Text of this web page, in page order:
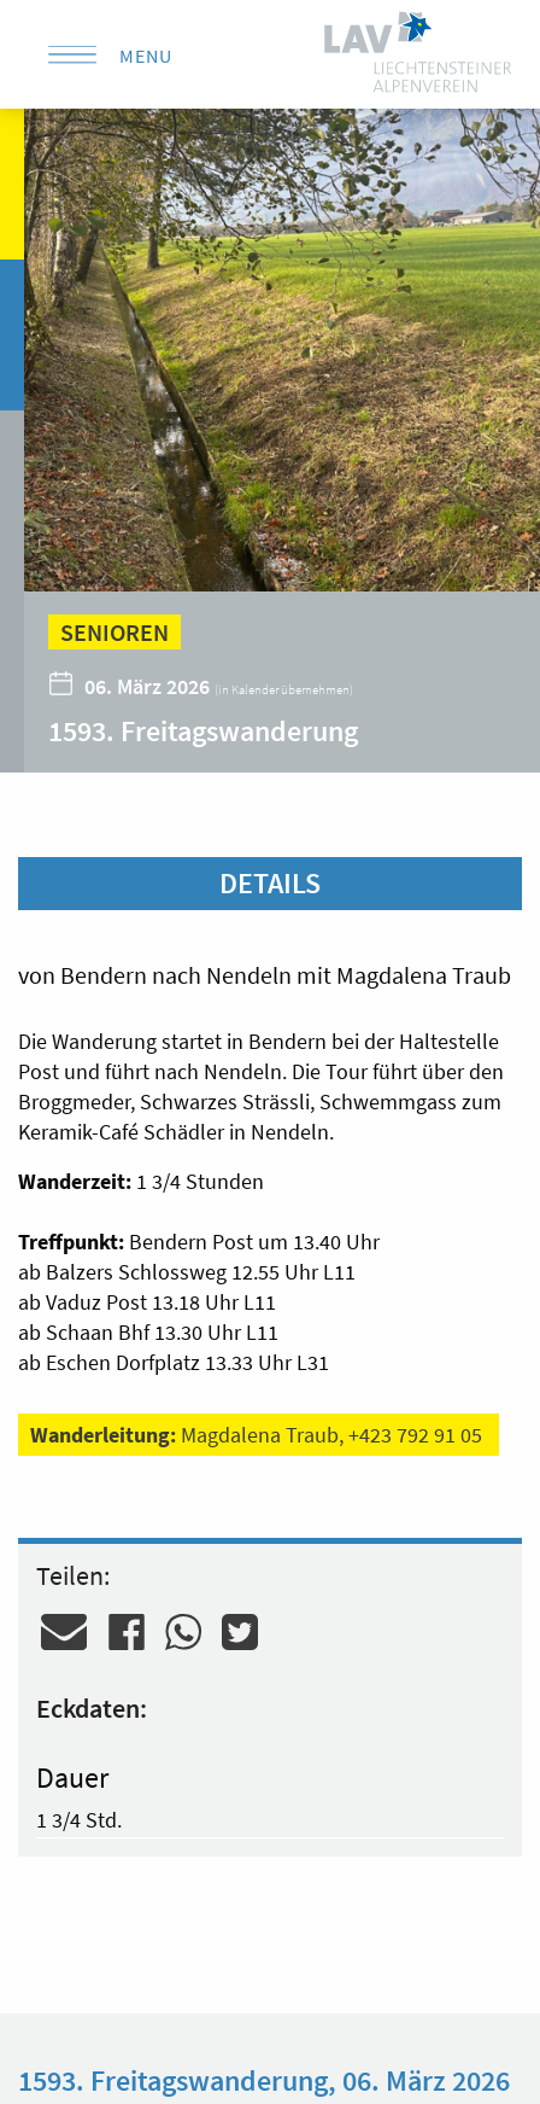
MENU
KONTAKT
SENIOREN
06. März 2026 (in Kalender übernehmen)
1593. Freitagswanderung
DETAILS
von Bendern nach Nendeln mit Magdalena Traub
Die Wanderung startet in Bendern bei der Haltestelle
Post und führt nach Nendeln. Die Tour führt über den
Broggmeder, Schwarzes Strässli, Schwemmgass zum
Keramik-Café Schädler in Nendeln.
Wanderzeit: 1 3/4 Stunden
Treffpunkt: Bendern Post um 13.40 Uhr
ab Balzers Schlossweg 12.55 Uhr L11
ab Vaduz Post 13.18 Uhr L11
ab Schaan Bhf 13.30 Uhr L11
ab Eschen Dorfplatz 13.33 Uhr L31
Wanderleitung: Magdalena Traub, +423 792 91 05
Teilen:
Eckdaten:
Dauer
1 3/4 Std.
1593. Freitagswanderung, 06. März 2026